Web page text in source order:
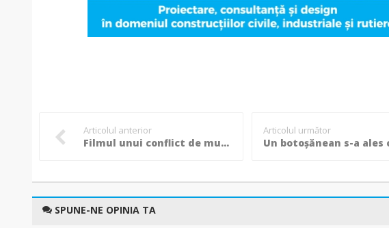
Articolul anterior
Filmul unui conflict de muncă presărat cu acuzații grave la ”Mavromati” și terminat la DNA: Cum a pierdut scaunul de manager Corneliu Prepeliță!
Articolul următor
SPUNE-NE OPINIA TA